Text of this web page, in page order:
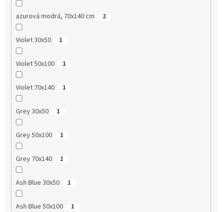
azurová modrá, 70x140 cm 2
Violet 30x50 1
Violet 50x100 1
Violet 70x140 1
Grey 30x50 1
Grey 50x100 1
Grey 70x140 1
Ash Blue 30x50 1
Ash Blue 50x100 1